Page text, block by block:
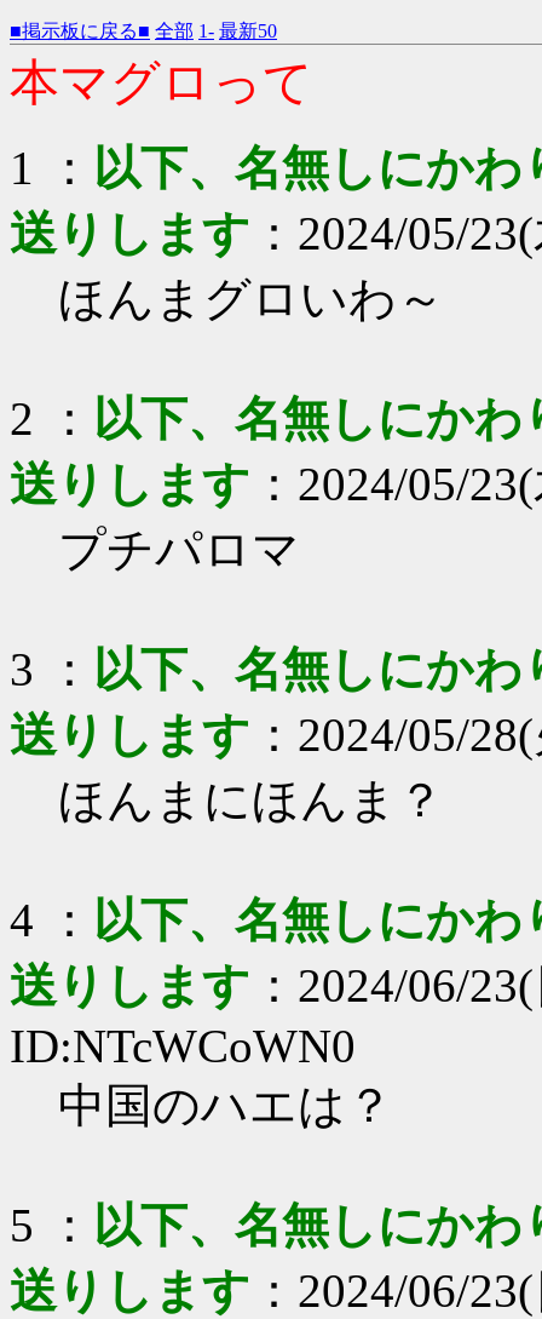
■掲示板に戻る■ 全部 1- 最新50
本マグロって
1 ： 以下、名無しにか
送りします ：2024/05/
ほんまグロいわ～
2 ： 以下、名無しにか
送りします ：2024/05/
プチパロマ
3 ： 以下、名無しにか
送りします ：2024/05/
ほんまにほんま？
4 ： 以下、名無しにか
送りします ：2024/06/
ID:NTcWCoWN0
中国のハエは？
5 ： 以下、名無しにか
送りします ：2024/06/